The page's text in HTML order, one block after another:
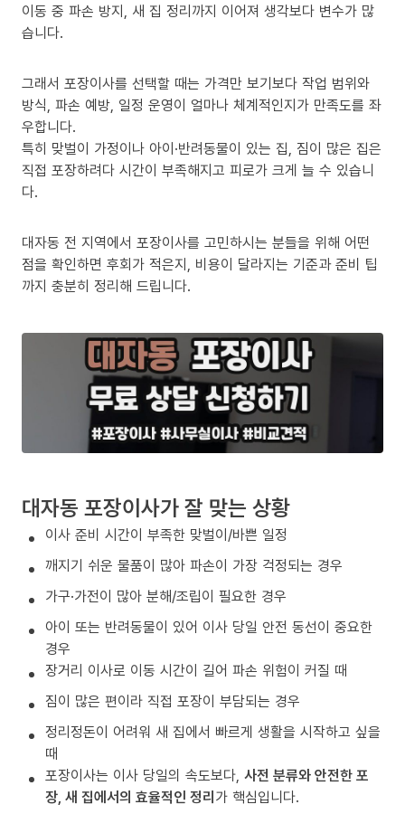
이동 중 파손 방지, 새 집 정리까지 이어져 생각보다 변수가 많
습니다.
그래서 포장이사를 선택할 때는 가격만 보기보다 작업 범위와
방식, 파손 예방, 일정 운영이 얼마나 체계적인지가 만족도를 좌
우합니다.
특히 맞벌이 가정이나 아이·반려동물이 있는 집, 짐이 많은 집은
직접 포장하려다 시간이 부족해지고 피로가 크게 늘 수 있습니
다.
대자동 전 지역에서 포장이사를 고민하시는 분들을 위해 어떤
점을 확인하면 후회가 적은지, 비용이 달라지는 기준과 준비 팁
까지 충분히 정리해 드립니다.
대자동 포장이사가 잘 맞는 상황
이사 준비 시간이 부족한 맞벌이/바쁜 일정
깨지기 쉬운 물품이 많아 파손이 가장 걱정되는 경우
가구·가전이 많아 분해/조립이 필요한 경우
아이 또는 반려동물이 있어 이사 당일 안전 동선이 중요한
경우
장거리 이사로 이동 시간이 길어 파손 위험이 커질 때
짐이 많은 편이라 직접 포장이 부담되는 경우
정리정돈이 어려워 새 집에서 빠르게 생활을 시작하고 싶을
때
포장이사는 이사 당일의 속도보다, 사전 분류와 안전한 포
장, 새 집에서의 효율적인 정리가 핵심입니다.